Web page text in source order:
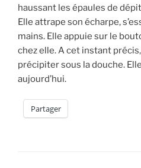
haussant les épaules de
Elle attrape son écharpe,
mains. Elle appuie sur le
chez elle. A cet instant
précipiter sous la douche.
aujourd’hui.
Partager